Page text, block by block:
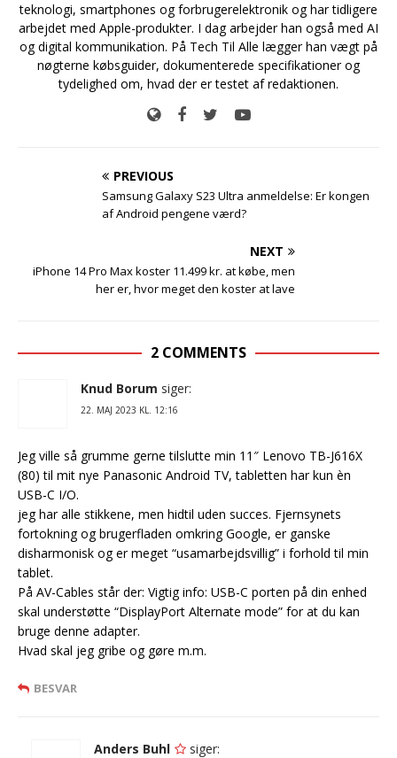
teknologi, smartphones og forbrugerelektronik og har tidligere
arbejdet med Apple-produkter. I dag arbejder han også med AI
og digital kommunikation. På Tech Til Alle lægger han vægt på
nøgterne købsguider, dokumenterede specifikationer og
tydelighed om, hvad der er testet af redaktionen.
PREVIOUS
Samsung Galaxy S23 Ultra anmeldelse: Er kongen
af Android pengene værd?
NEXT
iPhone 14 Pro Max koster 11.499 kr. at købe, men
her er, hvor meget den koster at lave
2 COMMENTS
Knud Borum siger:
22. MAJ 2023 KL. 12:16
Jeg ville så grumme gerne tilslutte min 11″ Lenovo TB-J616X
(80) til mit nye Panasonic Android TV, tabletten har kun èn
USB-C I/O.
jeg har alle stikkene, men hidtil uden succes. Fjernsynets
fortokning og brugerfladen omkring Google, er ganske
disharmonisk og er meget “usamarbejdsvillig” i forhold til min
tablet.
På AV-Cables står der: Vigtig info: USB-C porten på din enhed
skal understøtte “DisplayPort Alternate mode” for at du kan
bruge denne adapter.
Hvad skal jeg gribe og gøre m.m.
BESVAR
Anders Buhl siger: